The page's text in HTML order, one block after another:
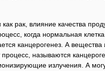
рак, влияние качества
когда нормальная
канцерогенез. А
называются
излучения. А